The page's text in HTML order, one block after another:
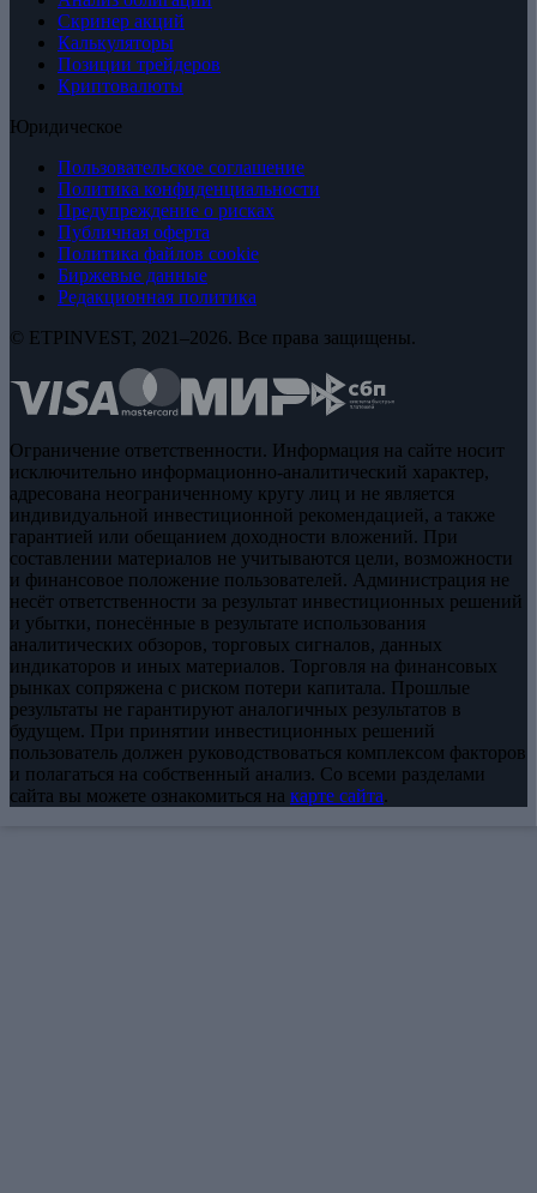
Скринер акций
Калькуляторы
Позиции трейдеров
Криптовалюты
Юридическое
Пользовательское соглашение
Политика конфиденциальности
Предупреждение о рисках
Публичная оферта
Политика файлов cookie
Биржевые данные
Редакционная политика
© ETPINVEST, 2021–2026. Все права защищены.
Ограничение ответственности. Информация на сайте носит
исключительно информационно-аналитический характер,
адресована неограниченному кругу лиц и не является
индивидуальной инвестиционной рекомендацией, а также
гарантией или обещанием доходности вложений. При
составлении материалов не учитываются цели, возможности
и финансовое положение пользователей. Администрация не
несёт ответственности за результат инвестиционных решений
и убытки, понесённые в результате использования
аналитических обзоров, торговых сигналов, данных
индикаторов и иных материалов. Торговля на финансовых
рынках сопряжена с риском потери капитала. Прошлые
результаты не гарантируют аналогичных результатов в
будущем. При принятии инвестиционных решений
пользователь должен руководствоваться комплексом факторов
и полагаться на собственный анализ. Со всеми разделами
сайта вы можете ознакомиться на карте сайта.